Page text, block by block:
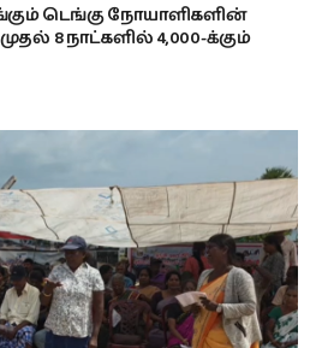
டெங்கு நோயாளிகளின்
8 நாட்களில் 4,000-க்கும்